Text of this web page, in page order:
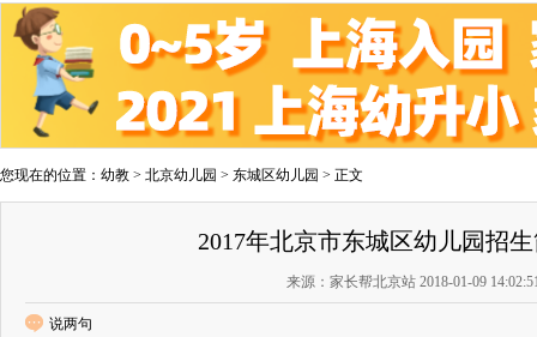
您现在的位置： 幼教 > 北京幼儿园 > 东城区幼儿园 > 正文
2017年北京市东城区幼儿园招
来源：家长帮北京站 2018-01-09
说两句